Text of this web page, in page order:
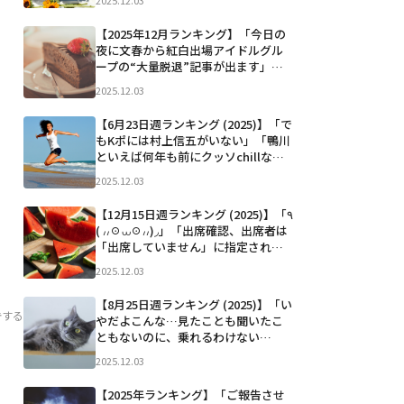
る
人に届きました！！！！！ 本当に応
援しています！！！！！」「友達と
の旅行の交通費、 最適解が分からな
い件」「ポテトのLを頼んであけ...」
など
【2025年12月ランキング】「今日の
夜に文春から紅白出場アイドルグル
ープの“大量脱退”記事が出ます」
っ飛ぶ。 https://youtube.com/wat
ch?v=-0bzHcFz2Do…」「微笑まし
い写真ですね。そして...」など
2025.12.03
【6月23日週ランキング (2025)】「で
もKポには村上信五がいない」「鴨川
といえば何年も前にクッソchillな過
こんな歳のとり方したいなぁと思っ
た。」「【秋山竜次 笑ゥせぇるすま
ん喪黒役】」「浜辺美波もそうだけ
ど名字含めフルネーム...」など
2025.12.03
【12月15日週ランキング (2025)】「٩
( ៸៸☉⩊☉៸៸)◞」「出席確認、出席者は
「出席していません」に指定されて
駅は火力高めの駅員さんいて、このあ
いだのアナウンスは「一つのドアに
固まらずにご乗車くださーい。信じ
られないかも知れ...」など
2025.12.03
【8月25日週ランキング (2025)】「い
やだよこんな…見たことも聞いたこ
ともないのに、乗れるわけない
くらいキモくなくちゃいけない みん
なキレイになりすぎた」「突然目が
2025.12.03
【2025年ランキング】「ご報告させ